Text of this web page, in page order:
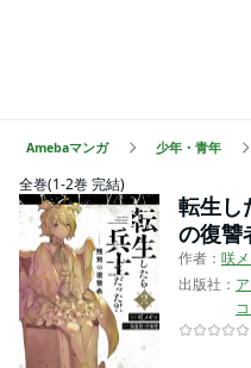
Amebaマンガ 少年・青年
全巻(1-2巻 完結)
転生
の復讐
作者： 咲
出版社：